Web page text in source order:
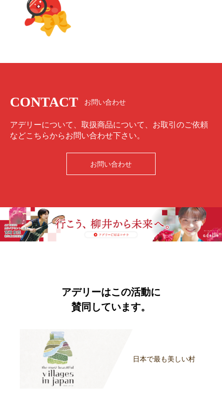
CONTACT お問い合わせ
アデリーについて、取扱商品について、お取引のご依頼
などこちらからお問い合わせ下さい。
お問い合わせ
アデリーはこの活動に
賛同しています。
日本で最も美しい村